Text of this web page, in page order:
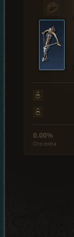
0.00%
Oro extra